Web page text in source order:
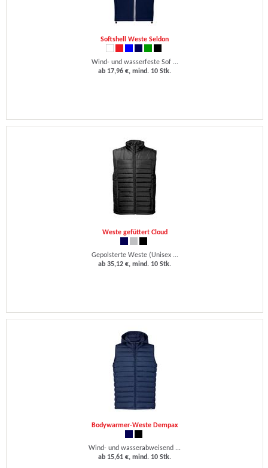
Softshell Weste Seldon
Wind- und wasserfeste Sof ...
ab 17,96 €, mind. 10 Stk.
Weste gefüttert Cloud
Gepolsterte Weste (Unisex ...
ab 35,12 €, mind. 10 Stk.
Bodywarmer-Weste Dempax
Wind- und wasserabweisend ...
ab 15,61 €, mind. 10 Stk.